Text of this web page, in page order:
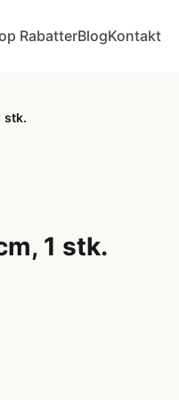
RabatterBlogKontakt
stk.
1 stk.